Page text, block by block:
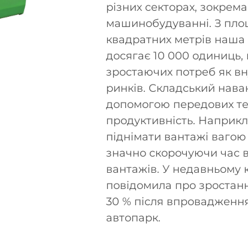
різних секторах,
машинобудуванні. З
квадратних метрів наша
досягає 10 000
зростаючих потреб як
ринків. Складський
допомогою передових
продуктивність.
піднімати вантажі
значно скорочуючи час
вантажів. У недавньому
повідомила про
30 % після
автопарк.